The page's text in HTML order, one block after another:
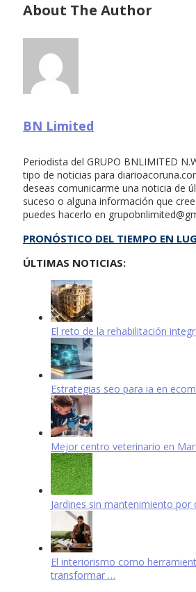
About The Author
BN Limited
Periodista del GRUPO BNLIMITED
tipo de noticias para
deseas comunicarme una noticia de
suceso o alguna información que
puedes hacerlo en
PRONÓSTICO DEL TIEMPO EN
ÚLTIMAS NOTICIAS:
El reto de la rehabilitación
Estrategias seo para ia en
Mejor centro veterinario en
Jardines sin mantenimiento por
El interiorismo como
transformar …